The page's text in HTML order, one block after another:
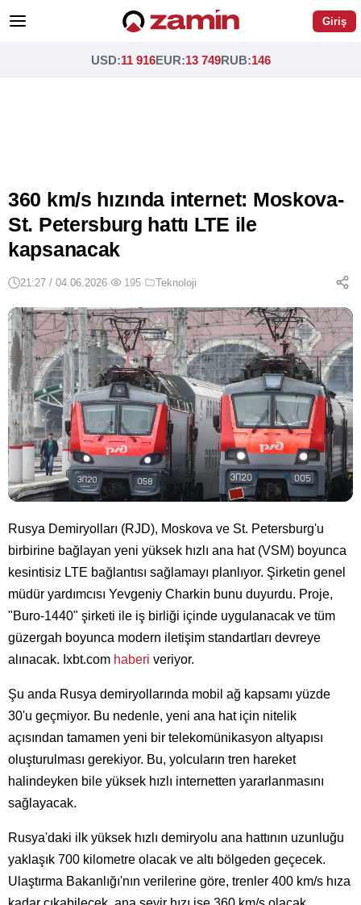
Giriş
USD:11 916EUR:13 749RUB:146
360 km/s hızında internet: Moskova-
St. Petersburg hattı LTE ile
kapsanacak
21:27 / 04.06.2026· 195· Teknoloji
Rusya Demiryolları (RJD), Moskova ve St. Petersburg'u
birbirine bağlayan yeni yüksek hızlı ana hat (VSM) boyunca
kesintisiz LTE bağlantısı sağlamayı planlıyor. Şirketin genel
müdür yardımcısı Yevgeniy Charkin bunu duyurdu. Proje,
"Buro-1440" şirketi ile iş birliği içinde uygulanacak ve tüm
güzergah boyunca modern iletişim standartları devreye
alınacak. Ixbt.com haberi veriyor.
Şu anda Rusya demiryollarında mobil ağ kapsamı yüzde
30'u geçmiyor. Bu nedenle, yeni ana hat için nitelik
açısından tamamen yeni bir telekomünikasyon altyapısı
oluşturulması gerekiyor. Bu, yolcuların tren hareket
halindeyken bile yüksek hızlı internetten yararlanmasını
sağlayacak.
Rusya'daki ilk yüksek hızlı demiryolu ana hattının uzunluğu
yaklaşık 700 kilometre olacak ve altı bölgeden geçecek.
Ulaştırma Bakanlığı'nın verilerine göre, trenler 400 km/s hıza